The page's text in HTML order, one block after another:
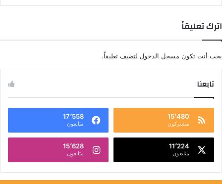
اترك تعليقاً
يجب أنت تكون مسجل الدخول لتضيف تعليقاً.
تابعنا
15٬480
مشتركون
17٬558
متابعون
11٬224
متابعون
15٬628
متابعون